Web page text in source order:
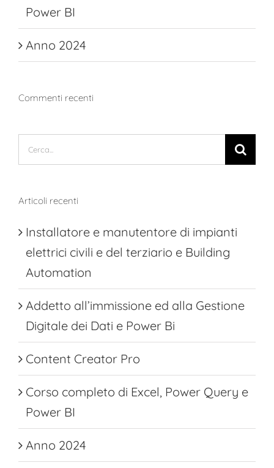
Power BI
Anno 2024
Commenti recenti
Cerca
per:
Articoli recenti
Installatore e manutentore di impianti
elettrici civili e del terziario e Building
Automation
Addetto all’immissione ed alla Gestione
Digitale dei Dati e Power Bi
Content Creator Pro
Corso completo di Excel, Power Query e
Power BI
Anno 2024